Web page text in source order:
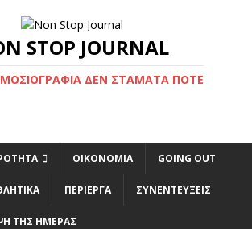
STOP JOURNAL
ΔΕΝ ΣΤΑΜΑΤΆ ΠΟΤΈ
ΟΙΚΟΝΟΜΊΑ GOING OUT
ΠΕΡΊΕΡΓΑ ΣΥΝΕΝΤΕΎΞΕΙΣ
ΤΗΣ ΗΜΕΡΑΣ